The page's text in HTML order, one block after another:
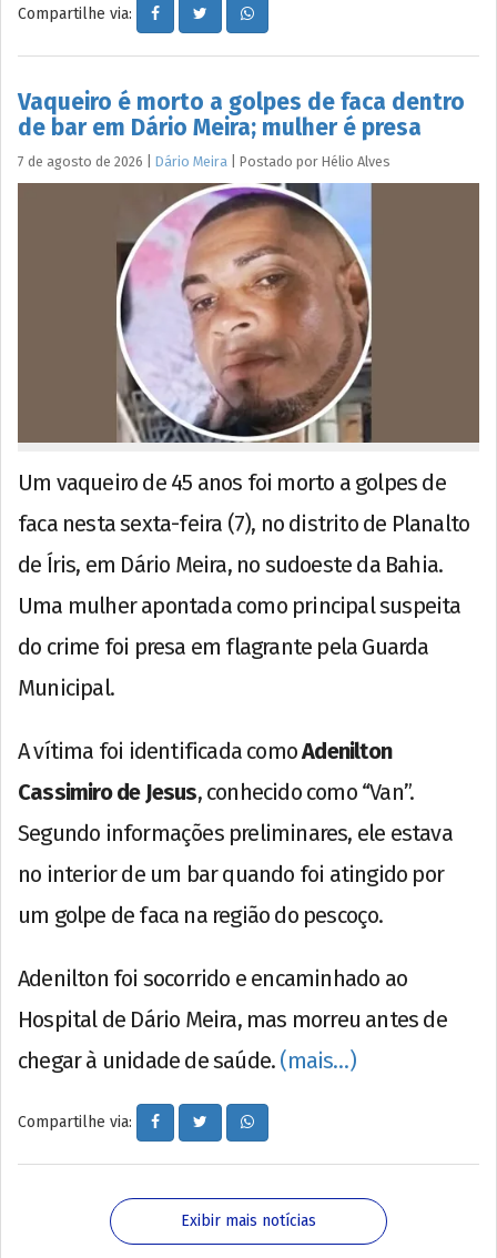
Compartilhe via:
Vaqueiro é morto a golpes de faca dentro
de bar em Dário Meira; mulher é presa
7 de agosto de 2026 Dário Meira Postado por Hélio Alves
Um vaqueiro de 45 anos foi morto a golpes de
faca nesta sexta-feira (7), no distrito de Planalto
de Íris, em Dário Meira, no sudoeste da Bahia.
Uma mulher apontada como principal suspeita
do crime foi presa em flagrante pela Guarda
Municipal.
A vítima foi identificada comoAdenilton
Cassimiro de Jesus, conhecido como “Van”.
Segundo informações preliminares, ele estava
no interior de um bar quando foi atingido por
um golpe de faca na região do pescoço.
Adenilton foi socorrido e encaminhado ao
Hospital de Dário Meira, mas morreu antes de
chegar à unidade de saúde. (mais…)
Compartilhe via:
Exibir mais notícias